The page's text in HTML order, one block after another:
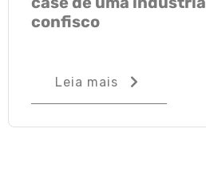
confisco
Leia mais